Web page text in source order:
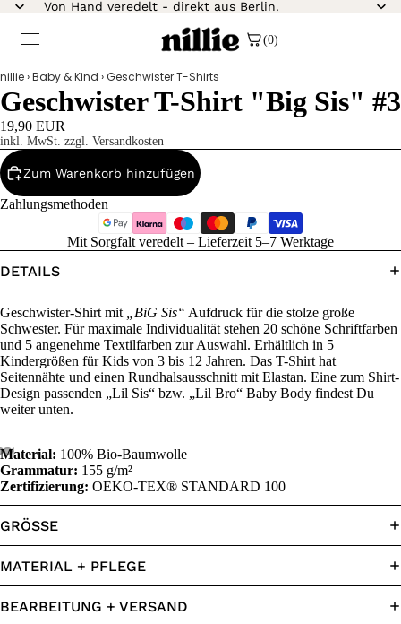
Von Hand veredelt - direkt aus Berlin.
(0)
nillie›Baby & Kind ›Geschwister T-Shirts
Geschwister T-Shirt "Big Sis" #3
19,90 EUR
inkl. MwSt. zzgl. Versandkosten
Zum Warenkorb hinzufügen
Zahlungsmethoden
Mit Sorgfalt veredelt – Lieferzeit 5–7 Werktage
DETAILS
Geschwister-Shirt mit „BiG Sis“ Aufdruck für die stolze große
Schwester. Für maximale Individualität stehen 20 schöne Schriftfarben
und 5 angenehme Textilfarben zur Auswahl. Erhältlich in 5
Kindergrößen für Kids von 3 bis 12 Jahren. Das T-Shirt hat
Seitennähte und einen Rundhalsausschnitt mit Elastan. Eine zum Shirt-
Design passenden „Lil Sis“ bzw. „Lil Bro“ Baby Body findest Du
weiter unten.
Material: 100% Bio-Baumwolle
Grammatur: 155 g/m²
Zertifizierung: OEKO-TEX® STANDARD 100
GRÖSSE
MATERIAL + PFLEGE
BEARBEITUNG + VERSAND